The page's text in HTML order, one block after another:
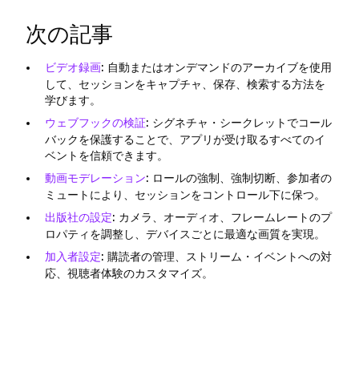
次の記事
ビデオ録画: 自動またはオンデマンドのアーカイブを使用
して、セッションをキャプチャ、保存、検索する方法を
学びます。
ウェブフックの検証: シグネチャ・シークレットでコール
バックを保護することで、アプリが受け取るすべてのイ
ベントを信頼できます。
動画モデレーション: ロールの強制、強制切断、参加者の
ミュートにより、セッションをコントロール下に保つ。
出版社の設定: カメラ、オーディオ、フレームレートのプ
ロパティを調整し、デバイスごとに最適な画質を実現。
加入者設定: 購読者の管理、ストリーム・イベントへの対
応、視聴者体験のカスタマイズ。